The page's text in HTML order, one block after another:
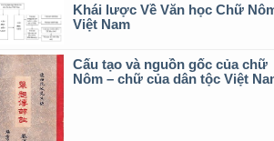
Khái lược Về Văn học Chữ
Việt Nam
Cấu tạo và nguồn gốc của chữ
Nôm – chữ của dân tộc Việt